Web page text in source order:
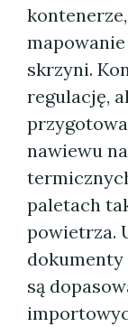
skrzyni.
regulację,
nawiewu
paletach
powietrza.
są